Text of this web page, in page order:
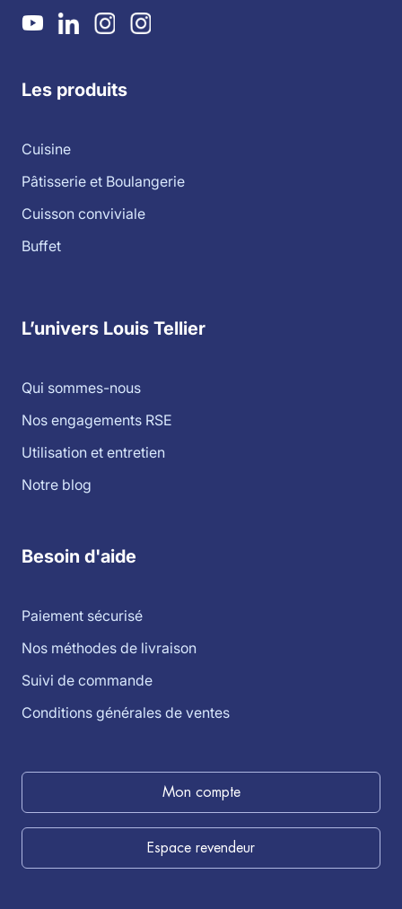
Les produits
Cuisine
Pâtisserie et Boulangerie
Cuisson conviviale
Buffet
L’univers Louis Tellier
Qui sommes-nous
Nos engagements RSE
Utilisation et entretien
Notre blog
Besoin d'aide
Paiement sécurisé
Nos méthodes de livraison
Suivi de commande
Conditions générales de ventes
Mon compte
Espace revendeur